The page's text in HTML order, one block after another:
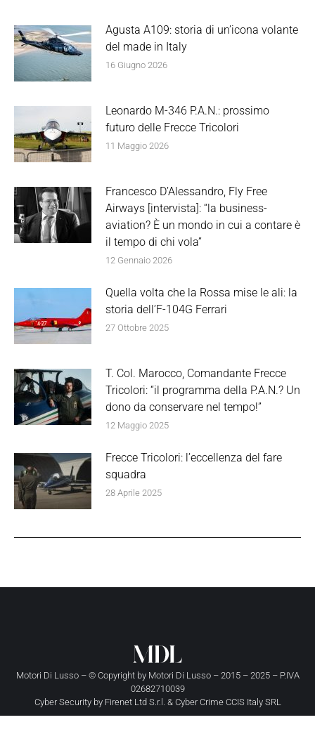
Agusta A109: storia di un’icona volante
del made in Italy
16 Giugno 2026
Leonardo M-346 P.A.N.: prossimo
futuro delle Frecce Tricolori
11 Maggio 2026
Francesco D’Alessandro, Fly Free
Airways [intervista]: “la business-
aviation? È un mondo in cui a contare è
il tempo di chi vola”
12 Gennaio 2026
Quella volta che la Rossa mise le ali: la
storia dell’F-104G Ferrari
27 Ottobre 2025
T. Col. Marocco, Comandante Frecce
Tricolori: “il programma della P.A.N.? Un
dono da conservare nel tempo!”
12 Maggio 2025
Frecce Tricolori: l’eccellenza del fare
squadra
28 Aprile 2025
Motori Di Lusso – © Copyright by Motori Di Lusso– 2015 – 2025 – P.IVA
02682710039
Cyber Security by Firenet Ltd S.r.l. & Cyber Crime CCIS Italy SRL